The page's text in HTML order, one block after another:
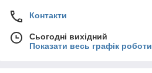
Контакти
Сьогодні вихідний
Показати весь графік роботи